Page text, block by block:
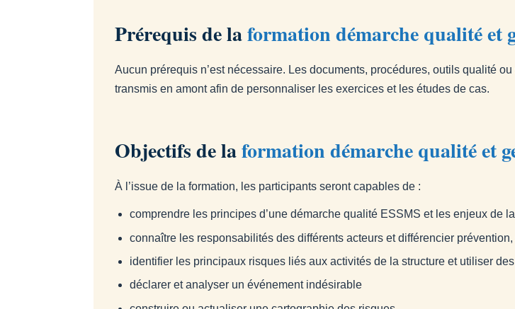
Prérequis de laformation démarche qualité et
Aucun prérequis n’est nécessaire. Les documents, procédures, outils qualité
transmis en amont afin de personnaliser les exercices et les études de cas.
Objectifs de laformation démarche qualité et
À l’issue de la formation, les participants seront capables de :
comprendre les principes d’une démarche qualité ESSMS et les enjeux de
connaître les responsabilités des différents acteurs et différencier
identifier les principaux risques liés aux activités de la structure et utiliser
déclarer et analyser un événement indésirable